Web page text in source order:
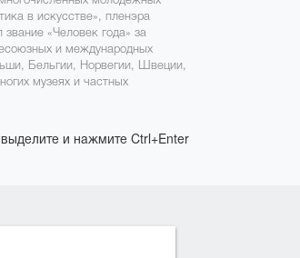
в искусстве», пленэра
«Человек года» за
и международных
Бельгии, Норвегии, Швеции,
музеях и частных
и нажмите Ctrl+Enter